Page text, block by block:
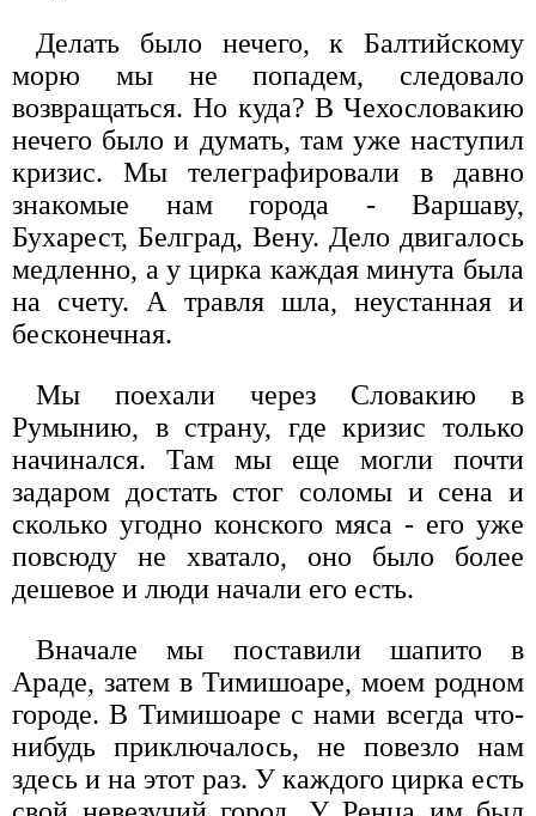
Делать было нечего, к Балтийскому
морю мы не попадем, следовало
возвращаться. Но куда? В Чехословакию
нечего было и думать, там уже наступил
кризис. Мы телеграфировали в давно
знакомые нам города - Варшаву,
Бухарест, Белград, Вену. Дело двигалось
медленно, а у цирка каждая минута была
на счету. А травля шла, неустанная и
бесконечная.
Мы поехали через Словакию в
Румынию, в страну, где кризис только
начинался. Там мы еще могли почти
задаром достать стог соломы и сена и
сколько угодно конского мяса - его уже
повсюду не хватало, оно было более
дешевое и люди начали его есть.
Вначале мы поставили шапито в
Араде, затем в Тимишоаре, моем родном
городе. В Тимишоаре с нами всегда что-
нибудь приключалось, не повезло нам
здесь и на этот раз. У каждого цирка есть